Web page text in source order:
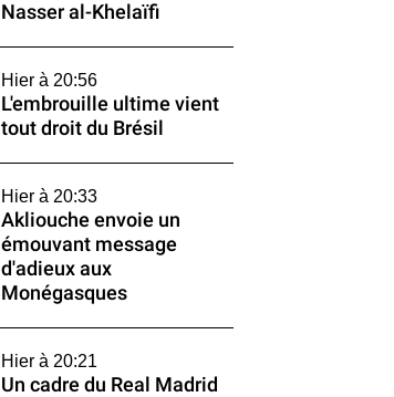
Nasser al-Khelaïfi
Hier à 20:56
L'embrouille ultime vient
tout droit du Brésil
Hier à 20:33
Akliouche envoie un
émouvant message
d'adieux aux
Monégasques
Hier à 20:21
Un cadre du Real Madrid